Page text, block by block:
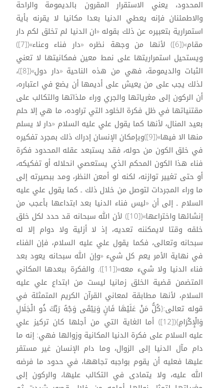
المحدود، يعني الاستقرار المقرون بالديمومة والراحة
والاطمئنان فإنه يعطي الدنيا بعدا مكانيا لا يقرنه بأية
استمرارية بتعبيره عن ذلك بقوله «ان الدنيا لم تخلق لكم دار
مقام»([6]) لأنها من وجهة نظره «دار فناء وعناء»([7])
ويستحيل استمراريتها على نمط معين فمكانيتها لا تعني
الثبات والديمومة، فهي من هذه الناحية «دار دول»([8])،
لذلك يجب على من يعيش على أديمها أن يضع في اعتباره،
أن الركون إلى مغرياتها والجري وراء ملذاتها والتكالب على
مقتنياتها في ظل فكرة الخلود التي تراوده، ما هي إلا حلم
بعيد المنال، لأنها كما يقول علي عليه السلام «دار لا يسلم
منها الا فيها»([9])وبإمكان الإنسان إدراك ذلك بمجرد تفكيره
في خلق الكون من حوله، فقد يستبعد عقله المحدود فكرة
فناء هذا الكون المحكم الذي يستعصي انحلاله أو تفكيكه،
أو حتى تغيير توازنه، لكنه لو أمعن النظر، ومد ببصيرته إلى
ما وراء المجردات لتوصل من خلال ذلك ـ كما يقول علي عليه
السلام ـ إلى أن «ليس فناء الدنيا بعد ابتداعها بأعجب من
إنشائها واختراعها»([10]) لأن الله سبحانه قد حدد لكل خلق
خلقه وقتا لايمكننه تعديه، إذ لا أزلية ولا دوام إلا له
سبحانه وتعالى، فكما يقول علي عليه السلام، فإن الفناء
في نهاية الأمر يعم كل شيء «وإن الله سبحانه يعود بعد
فناء الدنيا ولا شيء معه»([11]). والفكرة ببعدها المكاني
المتضمن قضية الخلق زمانيا ليست من ابتداع علي عليه
السلام، لأنها مطابقة لمعاني القرآن الكريم المتمثلة في
قوله تعالى:{كُلُّ مَنْ عَلَيْهَا فَانٍ وَيَبْقَى وَجْهُ رَبِّكَ ذُو الْجَلَالِ
وَالْإِكْرَامِ}([12]) أما الغاية التي من أجلها كان تركيز علي
عليه السلام على فكرة الدنيا المكانية وزوالها فهي: إنه ما
دام مآل الدنيا إلى الزوال، وما دام الإنسان غير مستقر
عليها فعليه أن يقوم بواجبه تجاهها، في حدود ما فرضه
الله عليه، ولا يتمادى في التكالب عليها، والركون إلى